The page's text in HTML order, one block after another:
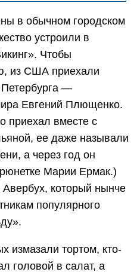
в обычном городском
устроили в
Чтобы
из США приехали
—
Евгений Плющенко.
приехал вместе с
ее даже называли
а через год он
Марии Ермак.)
который нынче
популярного
измазали тортом, кто-
головой в салат, а